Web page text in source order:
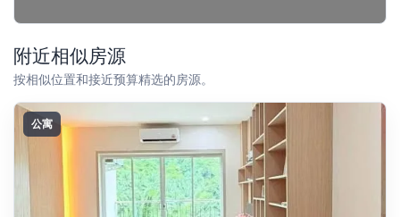
附近相似房源
按相似位置和接近预算精选的房源。
公寓